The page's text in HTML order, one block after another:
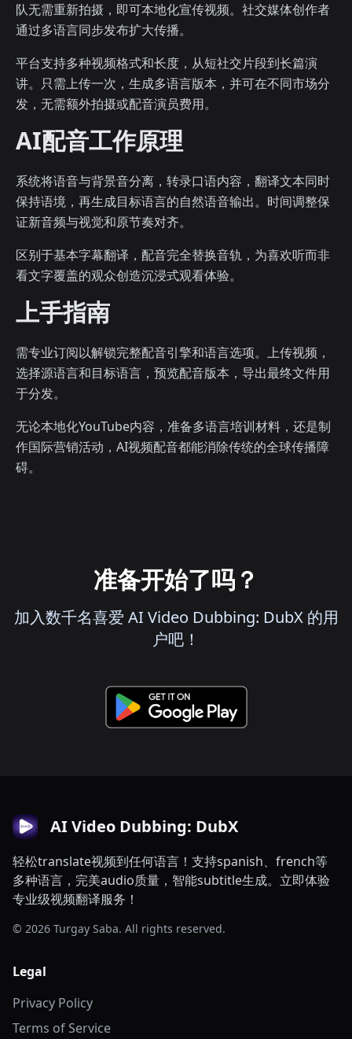
队无需重新拍摄，即可本地化宣传视频。社交媒体创作者
通过多语言同步发布扩大传播。
平台支持多种视频格式和长度，从短社交片段到长篇演
讲。只需上传一次，生成多语言版本，并可在不同市场分
发，无需额外拍摄或配音演员费用。
AI配音工作原理
系统将语音与背景音分离，转录口语内容，翻译文本同时
保持语境，再生成目标语言的自然语音输出。时间调整保
证新音频与视觉和原节奏对齐。
区别于基本字幕翻译，配音完全替换音轨，为喜欢听而非
看文字覆盖的观众创造沉浸式观看体验。
上手指南
需专业订阅以解锁完整配音引擎和语言选项。上传视频，
选择源语言和目标语言，预览配音版本，导出最终文件用
于分发。
无论本地化YouTube内容，准备多语言培训材料，还是制
作国际营销活动，AI视频配音都能消除传统的全球传播障
碍。
准备开始了吗？
加入数千名喜爱 AI Video Dubbing: DubX 的用
户吧！
AI Video Dubbing: DubX
轻松translate视频到任何语言！支持spanish、french等
多种语言，完美audio质量，智能subtitle生成。立即体验
专业级视频翻译服务！
© 2026 Turgay Saba. All rights reserved.
Legal
Privacy Policy
Terms of Service